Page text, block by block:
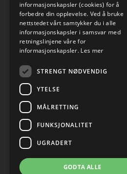
Forsidefoto: RASMUS
Cookies
informasjonskapsler (cookies) for å
forbedre din opplevelse. Ved å bruke
nettstedet vårt samtykker du i alle
informasjonskapsler i samsvar med
retningslinjene våre for
informasjonskapsler. Les mer
STRENGT NØDVENDIG
YTELSE
MÅLRETTING
FUNKSJONALITET
UGRADERT
GODTA ALLE